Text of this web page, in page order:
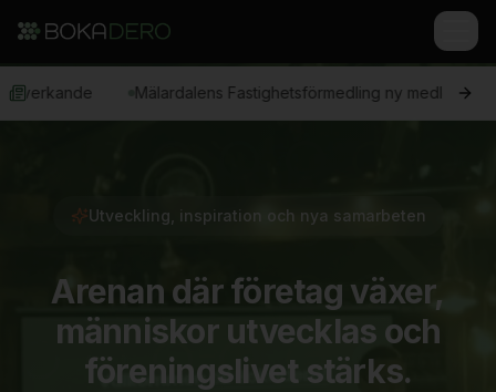
Fastighetsförmedling ny medlem – Förmedlar
Utveckling, inspiration och nya samarbeten
Arenan där företag växer,
människor utvecklas och
föreningslivet stärks.